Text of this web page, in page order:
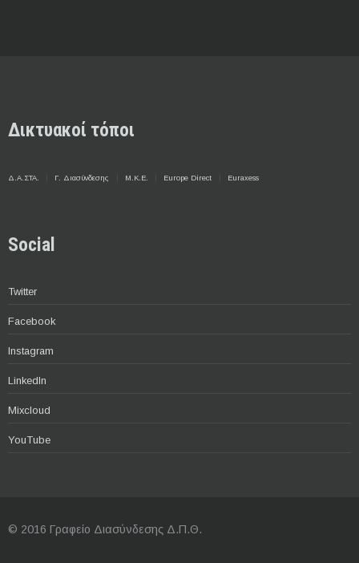
Δικτυακοί τόποι
Δ.Α.ΣΤΑ. Γ. Διασύνδεσης Μ.Κ.Ε. Europe Direct Euraxess
Social
Twitter
Facebook
Instagram
LinkedIn
Mixcloud
YouTube
© 2016 Γραφείο Διασύνδεσης Δ.Π.Θ.